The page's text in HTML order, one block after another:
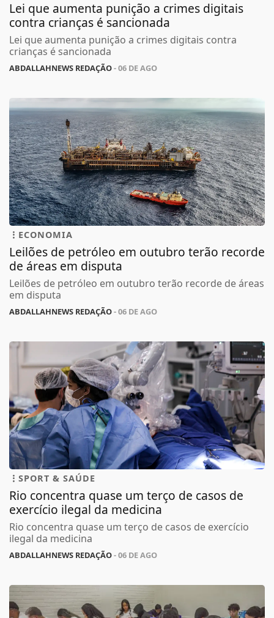
Lei que aumenta punição a crimes digitais
contra crianças é sancionada
Lei que aumenta punição a crimes digitais contra
crianças é sancionada
ABDALLAHNEWS REDAÇÃO- 06 DE AGO
ECONOMIA
Leilões de petróleo em outubro terão recorde
de áreas em disputa
Leilões de petróleo em outubro terão recorde de áreas
em disputa
ABDALLAHNEWS REDAÇÃO- 06 DE AGO
SPORT & SAÚDE
Rio concentra quase um terço de casos de
exercício ilegal da medicina
Rio concentra quase um terço de casos de exercício
ilegal da medicina
ABDALLAHNEWS REDAÇÃO- 06 DE AGO